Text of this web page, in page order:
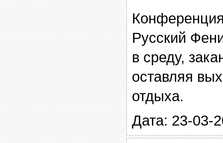
Русский
в среду,
оставляя
отдыха.
Дата: 23-03-